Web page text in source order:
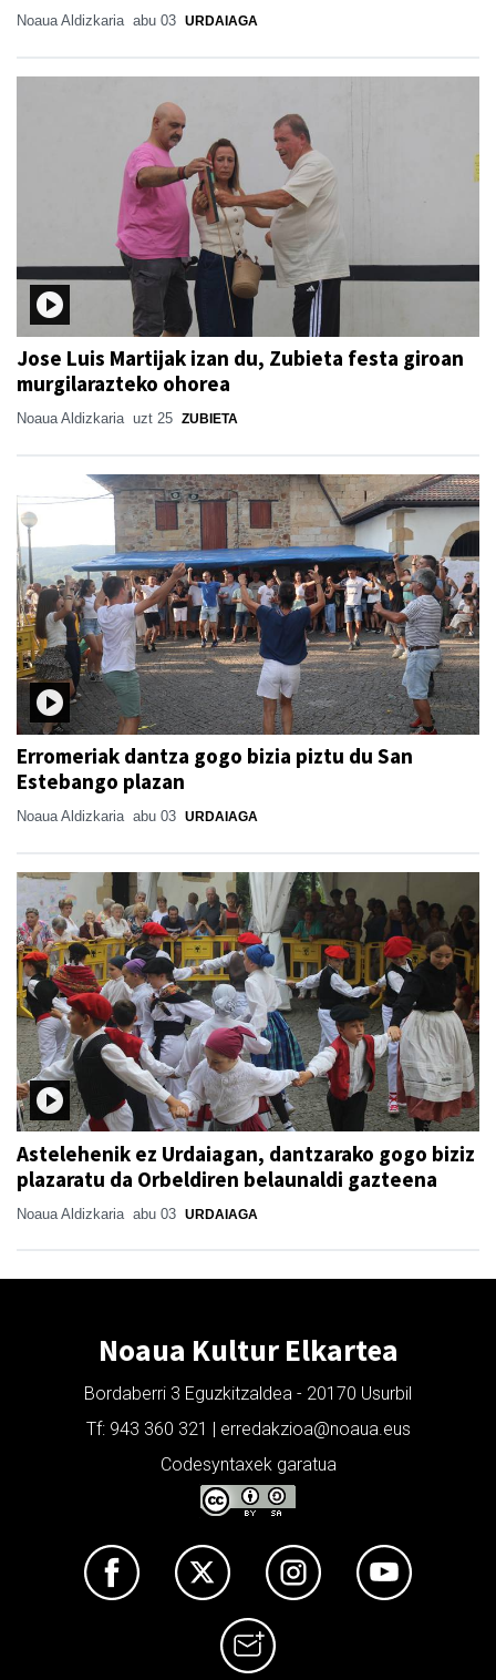
Noaua Aldizkaria abu 03 URDAIAGA
Jose Luis Martijak izan du, Zubieta festa giroan
murgilarazteko ohorea
Noaua Aldizkaria uzt 25 ZUBIETA
Erromeriak dantza gogo bizia piztu du San
Estebango plazan
Noaua Aldizkaria abu 03 URDAIAGA
Astelehenik ez Urdaiagan, dantzarako gogo biziz
plazaratu da Orbeldiren belaunaldi gazteena
Noaua Aldizkaria abu 03 URDAIAGA
Noaua Kultur Elkartea
Bordaberri 3 Eguzkitzaldea - 20170 Usurbil
Tf: 943 360 321 | erredakzioa@noaua.eus
Codesyntaxek garatua